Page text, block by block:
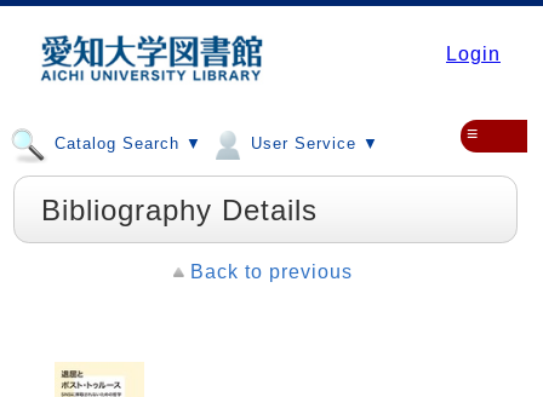
Login
Catalog Search ▼ User Service ▼ ≡
Bibliography Details
Back to previous